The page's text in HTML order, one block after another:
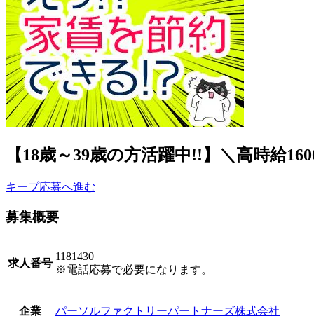
【18歳～39歳の方活躍中!!】＼高時給
キープ応募へ進む
募集概要
求人番号
1181430
※電話応募で必要になります。
企業 パーソルファクトリーパートナーズ株式会社